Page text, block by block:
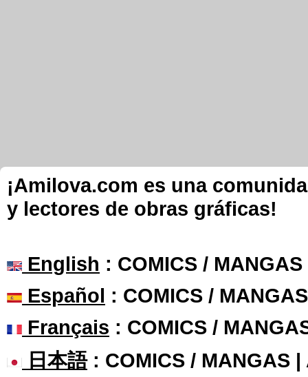
¡Amilova.com es una
y lectores de obras gráficas!
English : COMICS /
Español : COMICS /
Français : COMICS /
日本語: COMICS / MANGAS |